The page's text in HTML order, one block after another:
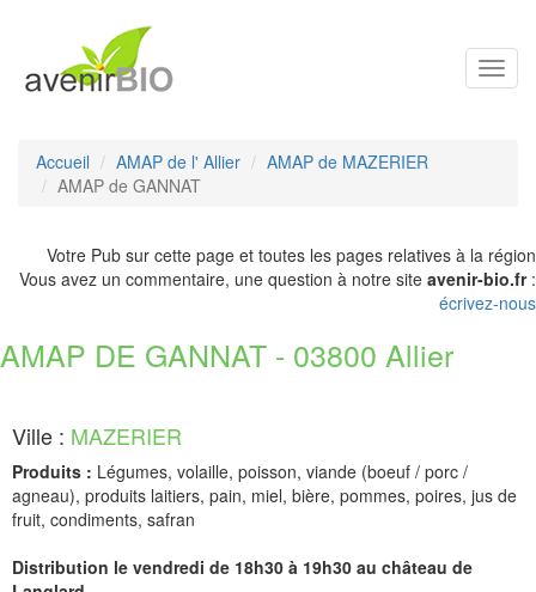
Accueil AMAP de l' Allier
AMAP de MAZERIER
AMAP de GANNAT
Votre Pub sur cette page et toutes les pages relatives à la région
Vous avez un commentaire, une question à notre site avenir-bio.fr:
écrivez-nous
AMAP DE GANNAT - 03800 Allier
Ville : MAZERIER
Produits : Légumes, volaille, poisson, viande (boeuf / porc /
agneau), produits laitiers, pain, miel, bière, pommes, poires, jus de
fruit, condiments, safran
Distribution le vendredi de 18h30 à 19h30 au château de